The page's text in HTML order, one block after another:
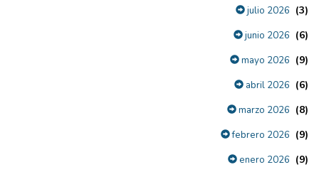
julio 2026 (3)
junio 2026 (6)
mayo 2026 (9)
abril 2026 (6)
marzo 2026 (8)
febrero 2026 (9)
enero 2026 (9)